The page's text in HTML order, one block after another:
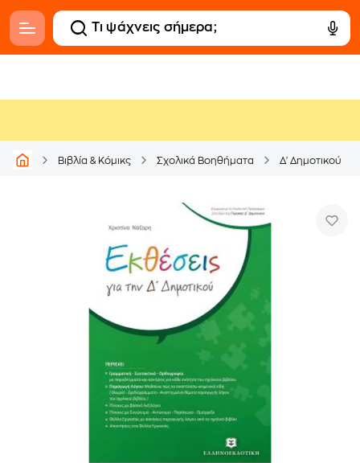
Βιβλία & Κόμικς Σχολικά Βοηθήματα Δ' Δημοτικού